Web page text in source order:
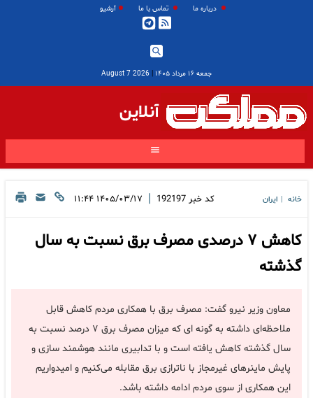
درباره ما تماس با ما آرشیو
جمعه ۱۶ مرداد ۱۴۰۵ |
2026 August 7
آنلاین
خانه ایران کد خبر 192197
| ۱۴۰۵/۰۳/۱۷ ۱۱:۴۴
کاهش ۷ درصدی مصرف برق نسبت به سال
گذشته
معاون وزیر نیرو گفت: مصرف برق با همکاری مردم کاهش قابل
ملاحظه‌ای داشته به گونه ای که میزان مصرف برق ۷ درصد نسبت به
سال گذشته کاهش یافته است و با تدابیری مانند هوشمند سازی و
پایش ماینرهای غیرمجاز با ناترازی برق مقابله می‌کنیم و امیدواریم
این همکاری از سوی مردم ادامه داشته باشد.